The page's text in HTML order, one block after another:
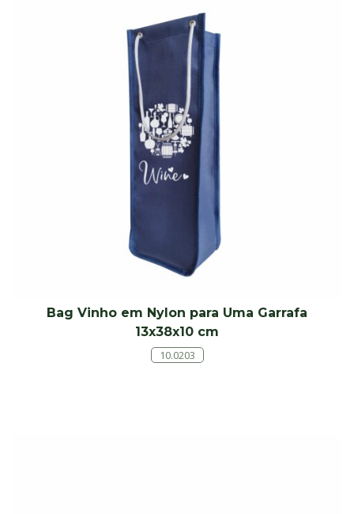
Bag Vinho em Nylon para Uma Garrafa
13x38x10 cm
10.0203